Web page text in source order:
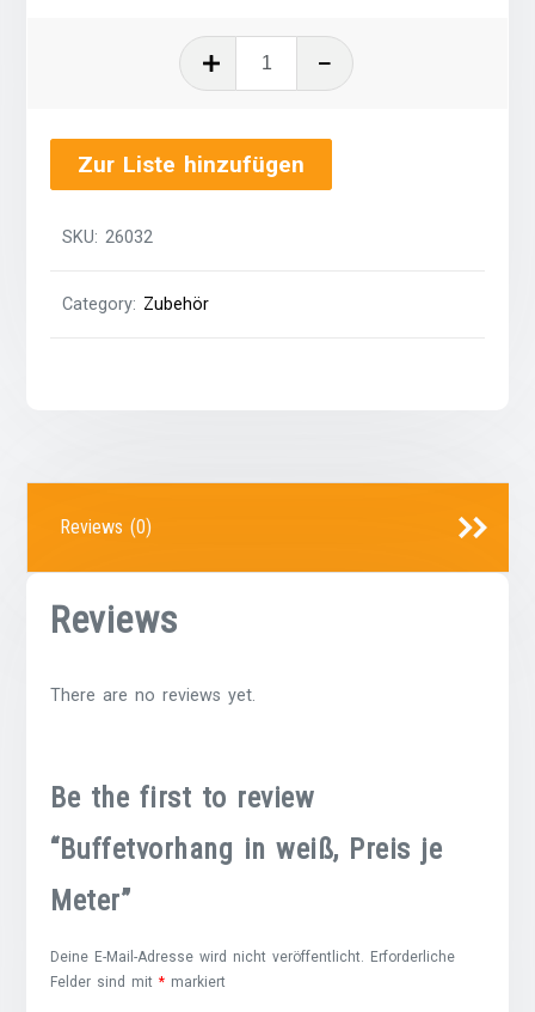
Buffetvorhang
Preis
je
Zur Liste hinzufügen
SKU:26032
Category: Zubehör
Reviews (0)
Reviews
There are no reviews yet.
Be the first to review
“Buffetvorhang in weiß, Preis je
Meter”
Deine E-Mail-Adresse wird nicht veröffentlicht.
Erforderliche
Felder sind mit* markiert